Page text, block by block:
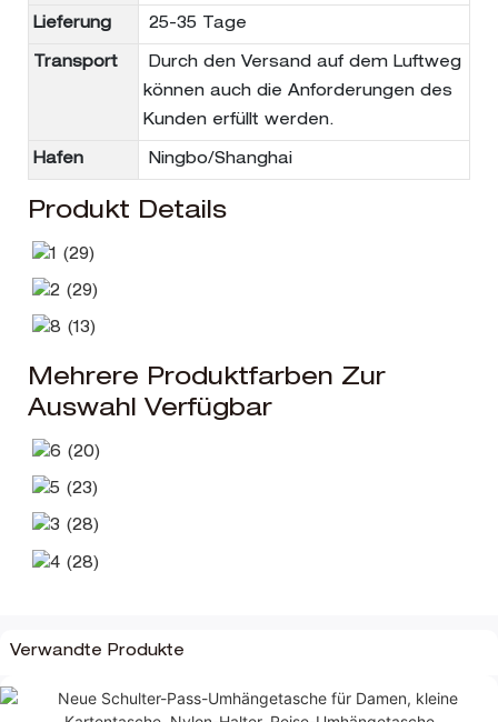
Lieferung 25-35 Tage
Transport
Durch den Versand auf dem Luftweg
können auch die Anforderungen des
Kunden erfüllt werden.
Hafen Ningbo/Shanghai
Produkt Details
Mehrere Produktfarben Zur
Auswahl Verfügbar
Verwandte Produkte